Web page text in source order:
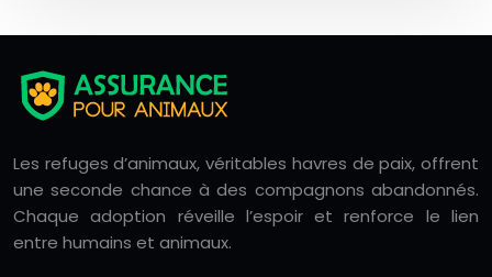
Les refuges d’animaux, véritables havres de paix, offrent
une seconde chance à des compagnons abandonnés.
Chaque adoption réveille l’espoir et renforce le lien
entre humains et animaux.